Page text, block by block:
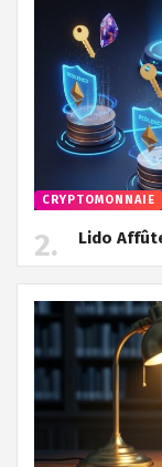
CRYPTOMONNAIE
Lido